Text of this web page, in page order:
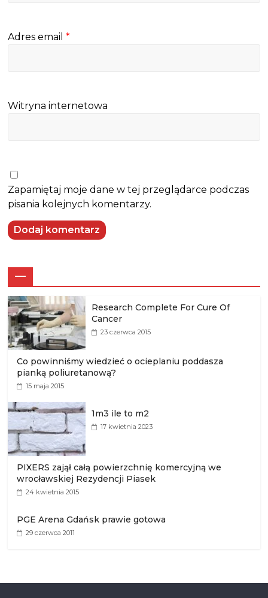
Adres email*
Witryna internetowa
Zapamiętaj moje dane w tej przeglądarce podczas
pisania kolejnych komentarzy.
—
Research Complete For Cure Of
Cancer
23 czerwca 2015
Co powinniśmy wiedzieć o ocieplaniu poddasza
pianką poliuretanową?
15 maja 2015
1m3 ile to m2
17 kwietnia 2023
PIXERS zajął całą powierzchnię komercyjną we
wrocławskiej Rezydencji Piasek
24 kwietnia 2015
PGE Arena Gdańsk prawie gotowa
29 czerwca 2011